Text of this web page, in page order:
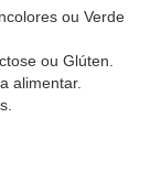
ou Verde
ou Glúten.
alimentar.